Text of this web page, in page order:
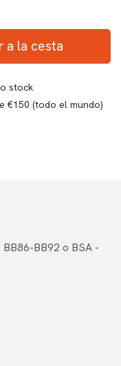
a la cesta
stock
€150 (todo el mundo)
BB92 o BSA -